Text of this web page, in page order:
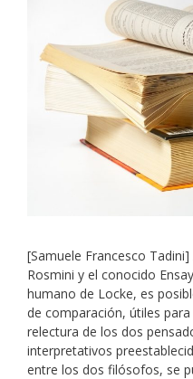
[Samuele Francesco
Rosmini y el conocido
humano de Locke, es
de comparación, útiles
relectura de los dos
interpretativos
entre los dos filósofos, se